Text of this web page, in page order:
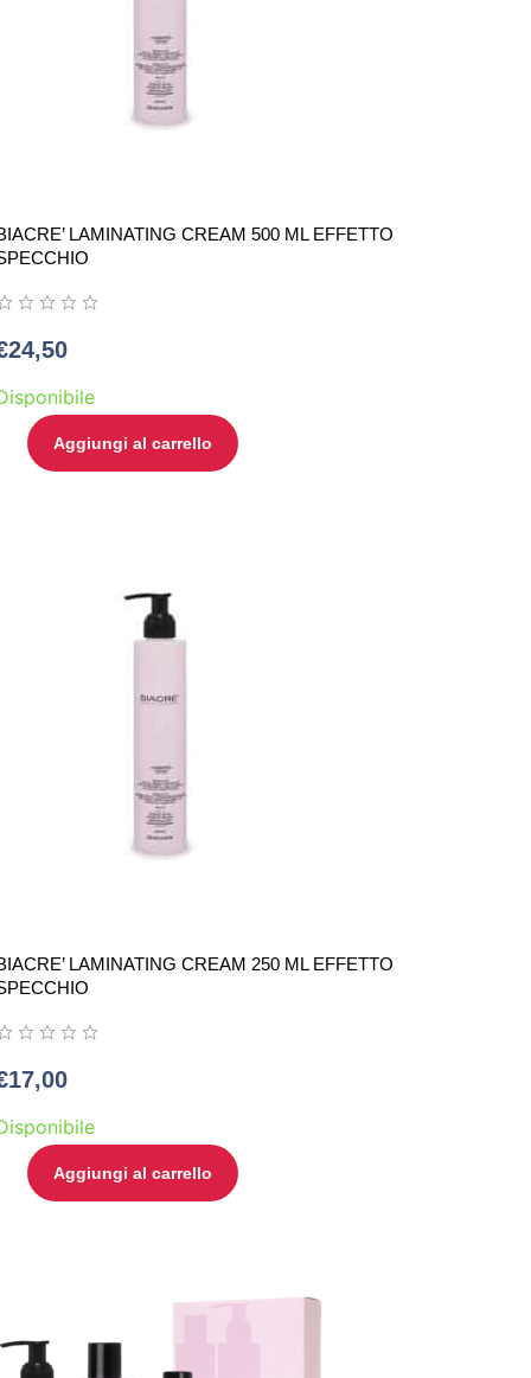
LAMINATING CREAM 500 ML EFFETTO
24,50
Aggiungi al carrello
LAMINATING CREAM 250 ML EFFETTO
17,00
Aggiungi al carrello